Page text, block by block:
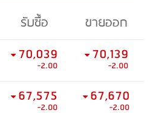
รับซื้อ
ขายออก
70,039
-2.00
70,139
-2.00
67,575
-2.00
67,670
-2.00